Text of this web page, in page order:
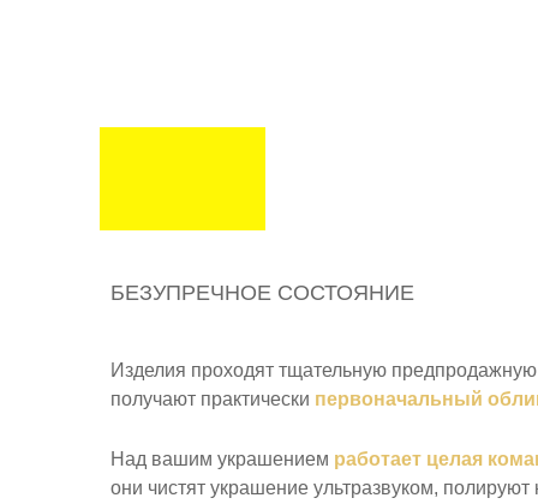
БЕЗУПРЕЧНОЕ СОСТОЯНИЕ
Изделия проходят тщательную предпродажную
получают практически первоначальный
Над вашим украшением работает целая
они чистят украшение ультразвуком,